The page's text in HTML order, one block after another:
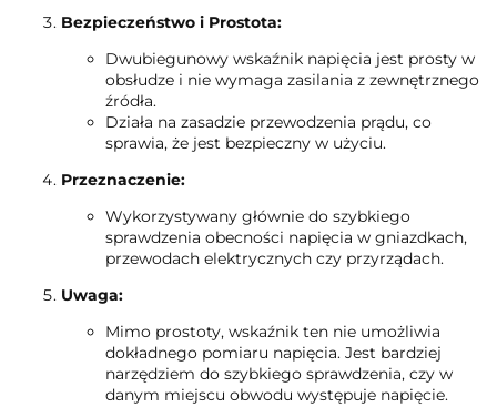
Bezpieczeństwo i Prostota:
Dwubiegunowy wskaźnik napięcia jest prosty w
obsłudze i nie wymaga zasilania z zewnętrznego
źródła.
Działa na zasadzie przewodzenia prądu, co
sprawia, że jest bezpieczny w użyciu.
Przeznaczenie:
Wykorzystywany głównie do szybkiego
sprawdzenia obecności napięcia w gniazdkach,
przewodach elektrycznych czy przyrządach.
Uwaga:
Mimo prostoty, wskaźnik ten nie umożliwia
dokładnego pomiaru napięcia. Jest bardziej
narzędziem do szybkiego sprawdzenia, czy w
danym miejscu obwodu występuje napięcie.